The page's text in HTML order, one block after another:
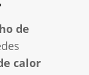
de
calor